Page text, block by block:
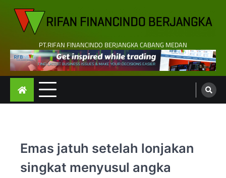
content
PT.RIFAN FINANCINDO BERJANGKA CABANG MEDAN
Emas jatuh setelah lonjakan
singkat menyusul angka